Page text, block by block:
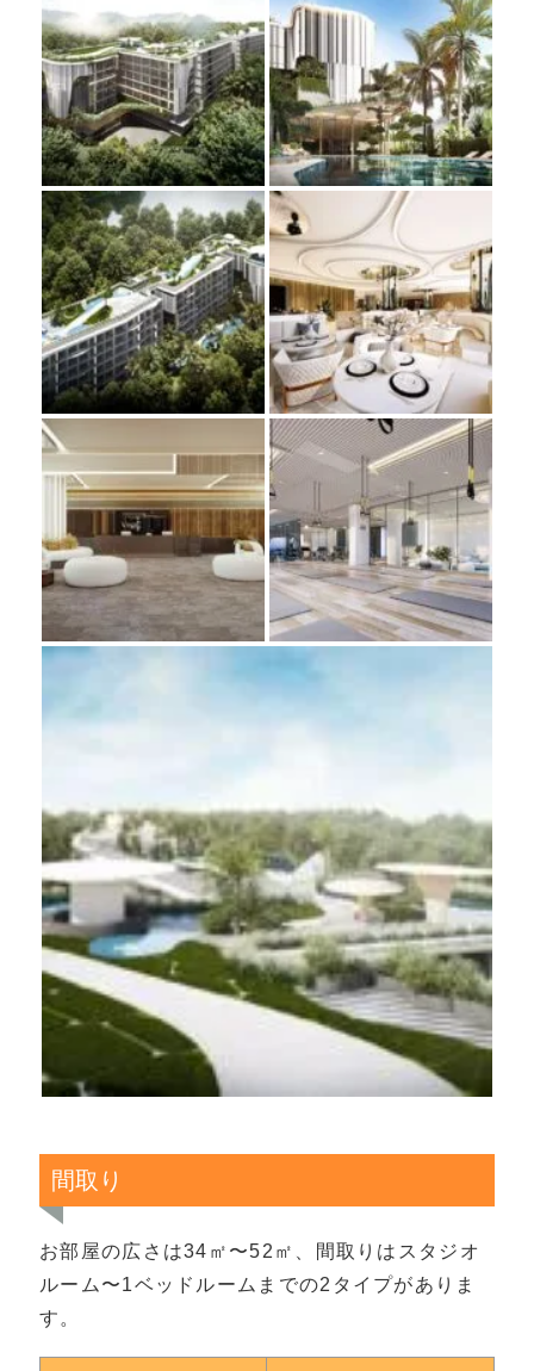
間取り
お部屋の広さは34㎡〜52㎡、間取りはスタジオ
ルーム〜1ベッドルームまでの2タイプがありま
す。